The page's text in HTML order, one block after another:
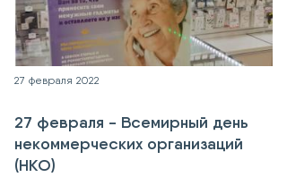
27 февраля 2022
27 февраля - Всемирный день
некоммерческих организаций
(НКО)